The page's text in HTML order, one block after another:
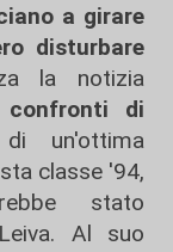
a girare
disturbare
la notizia
confronti di
un'ottima
classe '94,
stato
Al suo